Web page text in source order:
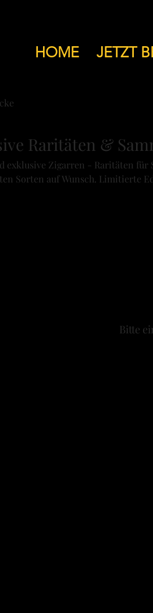
HOME JETZT
Raritäten &
exklusive Zigarren - Raritäten für
Sorten auf Wunsch. Limitierte
Bitte